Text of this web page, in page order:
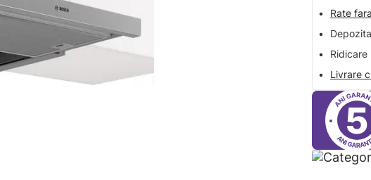
•
Rate
•
•
•
Livrare
5